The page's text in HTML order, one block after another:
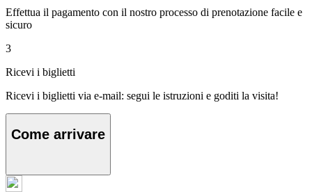
Effettua il pagamento con il nostro processo di prenotazione facile e
sicuro
3
Ricevi i biglietti
Ricevi i biglietti via e-mail: segui le istruzioni e goditi la visita!
Come arrivare